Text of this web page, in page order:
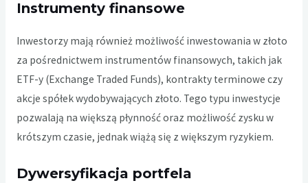
Instrumenty finansowe
Inwestorzy mają również możliwość inwestowania w złoto
za pośrednictwem instrumentów finansowych, takich jak
ETF-y (Exchange Traded Funds), kontrakty terminowe czy
akcje spółek wydobywających złoto. Tego typu inwestycje
pozwalają na większą płynność oraz możliwość zysku w
krótszym czasie, jednak wiążą się z większym ryzykiem.
Dywersyfikacja portfela